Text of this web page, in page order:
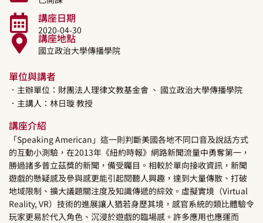
講座日期
2020-04-30
講座地點
國立政治大學傳播學院
單位與講者
．主辦單位：財團法人理律文教基金會 、 國立政治大學傳播學院
．主講人： 林日璇教授
講座介紹
「Speaking American」這一則判斷美國各地不同口音及說話方式
的互動小測驗，在2013年《紐約時報》網路新聞流量中勇奪第一，
勝過諸多普立茲獎的新聞，備受矚目。相較於單向接收資訊，新聞
遊戲的懸疑感及參與感更能引起閱聽人興趣，達到大量傳散、打破
地域限制、擴大議題關注度及知識傳遞的綜效。虛擬實境（Virtual
Reality, VR）技術的進展讓人猶若身歷其境，感官系統的類比體驗令
玩家更易於代入角色、沉浸於遊戲的臨場感。許多應用也應運而